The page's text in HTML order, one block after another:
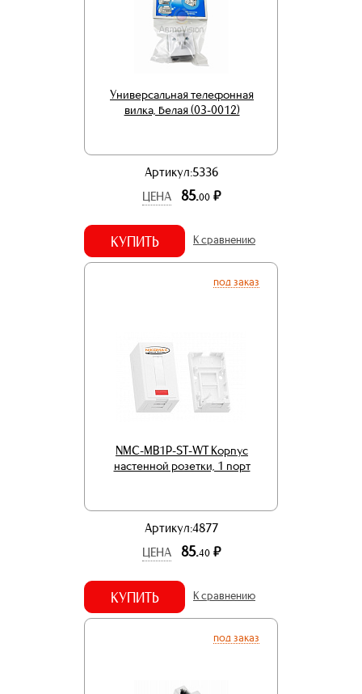
Универсальная телефонная
вилка, белая (03-0012)
Артикул:5336
ЦЕНА
85.00 р.
КУПИТЬ К сравнению
под заказ
NMC-MB1P-ST-WT Корпус
настенной розетки, 1 порт
Артикул:4877
ЦЕНА
85.40 р.
КУПИТЬ К сравнению
под заказ